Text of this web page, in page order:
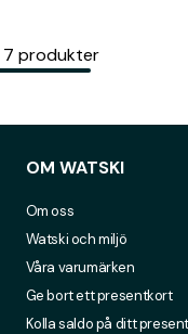
7 produkter
OM WATSKI
Om oss
Watski och miljö
Våra varumärken
Ge bort ett presentkort
Kolla saldo på ditt